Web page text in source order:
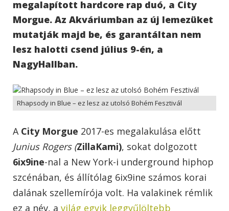
megalapított hardcore rap duó, a City
Morgue. Az Akváriumban az új lemezüket
mutatják majd be, és garantáltan nem
lesz halotti csend július 9-én, a
NagyHallban.
Rhapsody in Blue – ez lesz az utolsó Bohém Fesztivál
A City Morgue 2017-es megalakulása előtt
Junius Rogers (ZillaKami), sokat dolgozott
6ix9ine-nal a New York-i underground hiphop
szcénában, és állítólag 6ix9ine számos korai
dalának szellemírója volt. Ha valakinek rémlik
ez a név, a világ egyik leggyűlöltebb